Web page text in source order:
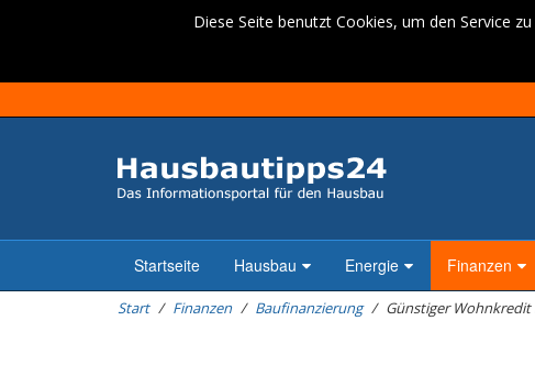
Diese Seite benutzt Cookies, um den Service
Startseite Hausbau Energie Finanzen
Start Finanzen Baufinanzierung Günstiger Wohnkredit